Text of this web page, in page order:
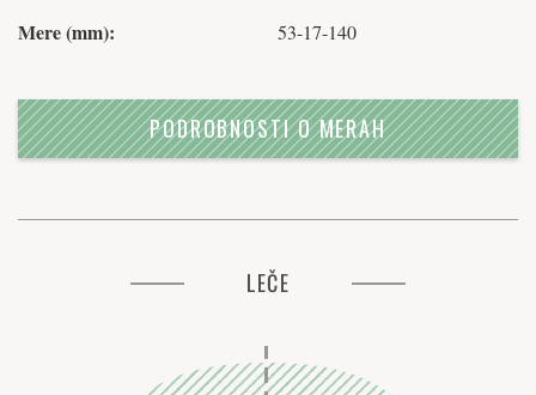
Mere (mm): 53-17-140
PODROBNOSTI O MERAH
LEČE